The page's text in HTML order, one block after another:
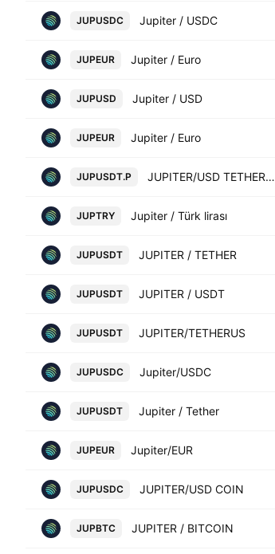
JUPUSDC Jupiter / USDC
JUPEUR Jupiter / Euro
JUPUSD Jupiter / USD
JUPEUR Jupiter / Euro
JUPUSDT.P JUPITER/USD TETHER PERPETUAL SWAP CONTRACT
JUPTRY Jupiter / Türk lirası
JUPUSDT JUPITER / TETHER
JUPUSDT JUPITER / USDT
JUPUSDT JUPITER/TETHERUS
JUPUSDC Jupiter/USDC
JUPUSDT Jupiter / Tether
JUPEUR Jupiter/EUR
JUPUSDC JUPITER/USD COIN
JUPBTC JUPITER / BITCOIN